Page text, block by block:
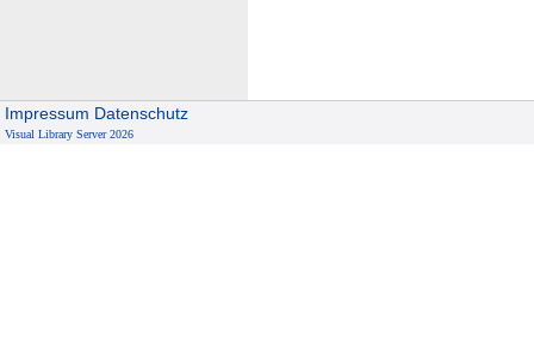
Impressum Datenschutz
Visual Library Server 2026